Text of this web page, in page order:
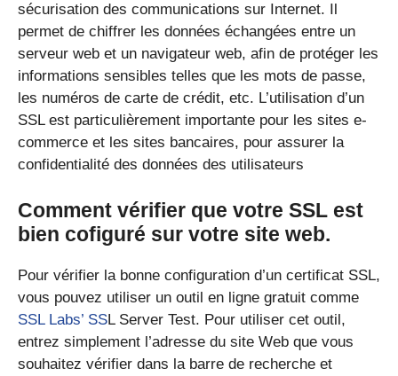
sécurisation des communications sur Internet. Il
permet de chiffrer les données échangées entre un
serveur web et un navigateur web, afin de protéger les
informations sensibles telles que les mots de passe,
les numéros de carte de crédit, etc. L’utilisation d’un
SSL est particulièrement importante pour les sites e-
commerce et les sites bancaires, pour assurer la
confidentialité des données des utilisateurs
Comment vérifier que votre SSL est
bien cofiguré sur votre site web.
Pour vérifier la bonne configuration d’un certificat SSL,
vous pouvez utiliser un outil en ligne gratuit comme
SSL Labs’ SSL Server Test. Pour utiliser cet outil,
entrez simplement l’adresse du site Web que vous
souhaitez vérifier dans la barre de recherche et